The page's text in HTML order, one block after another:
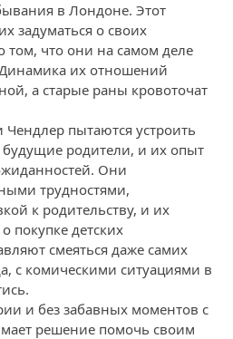
в Лондоне. Этот
задуматься о своих
том, что они на самом деле
Динамика их отношений
а старые раны кровоточат
пытаются устроить
родители, и их опыт
Они
трудностями,
к родительству, и их
покупке детских
смеяться даже самих
с комическими ситуациями в
и без забавных моментов с
решение помочь своим